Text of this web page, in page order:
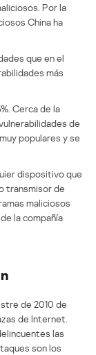
Por la
China ha
que en el
más
Cerca de la
de
populares y se
dispositivo que
transmisor de
maliciosos
la compañía
de 2010 de
de Internet.
las
son los